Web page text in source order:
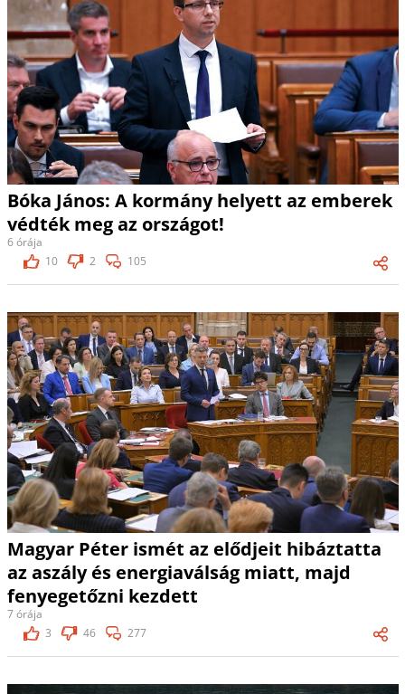
Bóka János: A kormány helyett az emberek
védték meg az országot!
6 órája
10
2 105
Magyar Péter ismét az elődjeit hibáztatta
az aszály és energiaválság miatt, majd
fenyegetőzni kezdett
7 órája
3
46 277